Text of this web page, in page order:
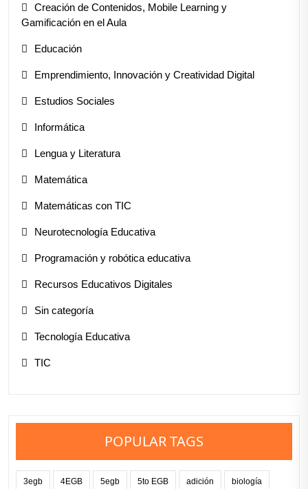
Creación de Contenidos, Mobile Learning y
Gamificación en el Aula
Educación
Emprendimiento, Innovación y Creatividad Digital
Estudios Sociales
Informática
Lengua y Literatura
Matemática
Matemáticas con TIC
Neurotecnología Educativa
Programación y robótica educativa
Recursos Educativos Digitales
Sin categoría
Tecnología Educativa
TIC
POPULAR TAGS
3egb 4EGB 5egb 5to EGB adición biología